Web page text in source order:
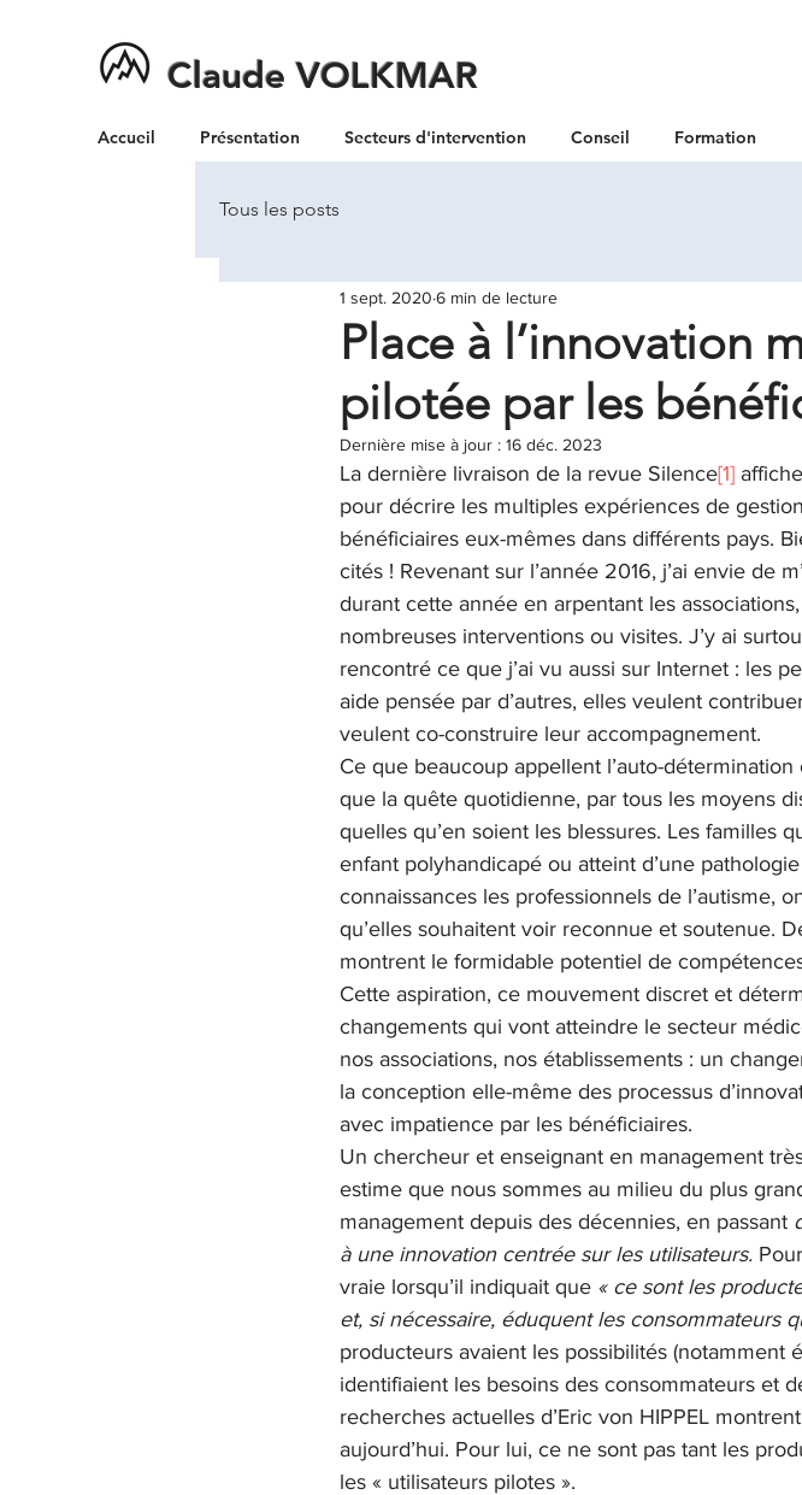
Claude VOLKMAR
Accueil Présentation Secteurs d'intervention Conseil Formation
Tous les posts
Place à l’innovation
pilotée par les
1 sept. 2020 6 min de lecture
Dernière mise à jour : 16 déc. 2023
La dernière livraison de la revue Silence[1]
pour décrire les multiples expériences de
bénéficiaires eux-mêmes dans différents pays.
cités ! Revenant sur l’année 2016, j’ai envie de
durant cette année en arpentant les
nombreuses interventions ou visites. J’y ai
rencontré ce que j’ai vu aussi sur Internet : les
aide pensée par d’autres, elles veulent
veulent co-construire leur accompagnement.
Ce que beaucoup appellent l’auto-
que la quête quotidienne, par tous les moyens
quelles qu’en soient les blessures. Les familles
enfant polyhandicapé ou atteint d’une
connaissances les professionnels de l’autisme,
qu’elles souhaitent voir reconnue et soutenue.
montrent le formidable potentiel de
Cette aspiration, ce mouvement discret et
changements qui vont atteindre le secteur
nos associations, nos établissements : un
la conception elle-même des processus
avec impatience par les bénéficiaires.
Un chercheur et enseignant en management
estime que nous sommes au milieu du plus
management depuis des décennies, en passant
à une innovation centrée sur les utilisateurs.
vraie lorsqu’il indiquait que « ce sont les
et, si nécessaire, éduquent les consommateurs
producteurs avaient les possibilités (notamment
identifiaient les besoins des consommateurs et
recherches actuelles d’Eric von HIPPEL
aujourd’hui. Pour lui, ce ne sont pas tant les
les « utilisateurs pilotes ».